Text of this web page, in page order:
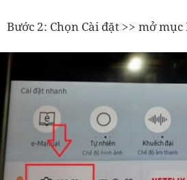
Bước 2: Chọn Cài đặt >> mở